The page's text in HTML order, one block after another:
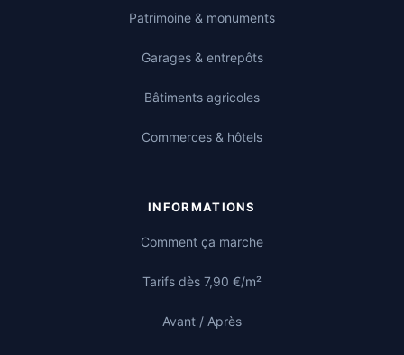
Patrimoine & monuments
Garages & entrepôts
Bâtiments agricoles
Commerces & hôtels
INFORMATIONS
Comment ça marche
Tarifs dès 7,90 €/m²
Avant / Après